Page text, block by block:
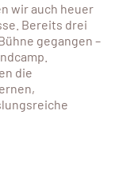
wir auch heuer
Bereits drei
gegangen –
die